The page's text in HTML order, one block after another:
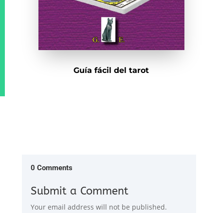
Guía fácil del tarot
0 Comments
Submit a Comment
Your email address will not be published.